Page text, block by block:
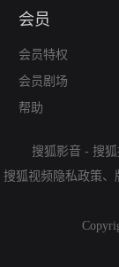
会员
会员特权
会员剧场
帮助
搜狐影音 - 搜
搜狐视频隐私政策、